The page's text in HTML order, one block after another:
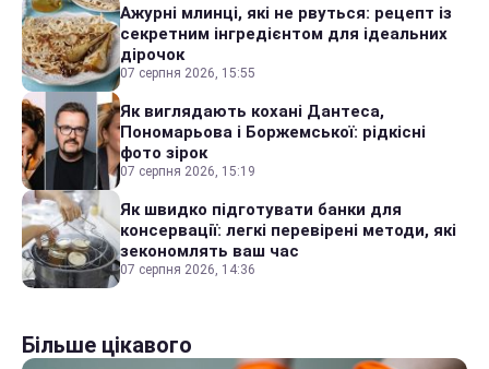
Ажурні млинці, які не рвуться: рецепт із
секретним інгредієнтом для ідеальних
дірочок
07 серпня 2026, 15:55
Як виглядають кохані Дантеса,
Пономарьова і Боржемської: рідкісні
фото зірок
07 серпня 2026, 15:19
Як швидко підготувати банки для
консервації: легкі перевірені методи, які
зекономлять ваш час
07 серпня 2026, 14:36
Більше цікавого